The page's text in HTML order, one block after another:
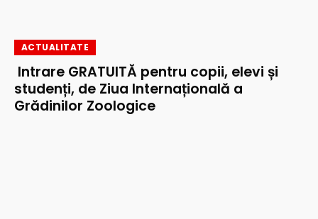
ACTUALITATE
Intrare GRATUITĂ pentru copii, elevi și
studenți, de Ziua Internațională a
Grădinilor Zoologice